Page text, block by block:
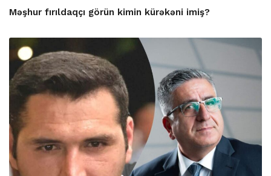
Məşhur fırıldaqçı görün kimin kürəkəni imiş?